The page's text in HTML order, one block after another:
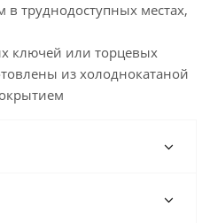
труднодоступных местах,
ключей или торцевых
из холоднокатаной